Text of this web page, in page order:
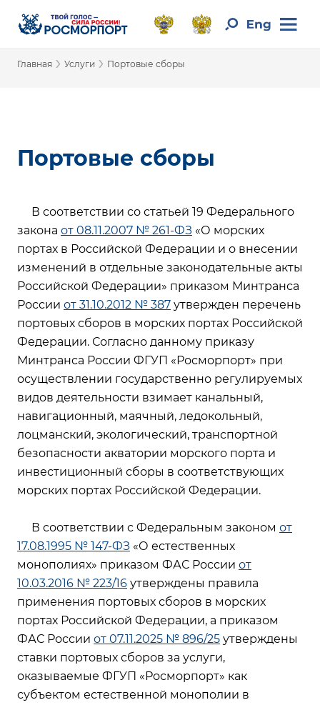
Главная › Услуги › Портовые сборы
Портовые сборы
В соответствии со статьей 19 Федерального
закона от 08.11.2007 № 261-ФЗ «О морских
портах в Российской Федерации и о внесении
изменений в отдельные законодательные акты
Российской Федерации» приказом Минтранса
России от 31.10.2012 № 387 утвержден перечень
портовых сборов в морских портах Российской
Федерации. Согласно данному приказу
Минтранса России ФГУП «Росморпорт» при
осуществлении государственно регулируемых
видов деятельности взимает канальный,
навигационный, маячный, ледокольный,
лоцманский, экологический, транспортной
безопасности акватории морского порта и
инвестиционный сборы в соответствующих
морских портах Российской Федерации.
В соответствии с Федеральным законом от
17.08.1995 № 147-ФЗ «О естественных
монополиях» приказом ФАС России от
10.03.2016 № 223/16 утверждены правила
применения портовых сборов в морских
портах Российской Федерации, а приказом
ФАС России от 07.11.2025 № 896/25 утверждены
ставки портовых сборов за услуги,
оказываемые ФГУП «Росморпорт» как
субъектом естественной монополии в